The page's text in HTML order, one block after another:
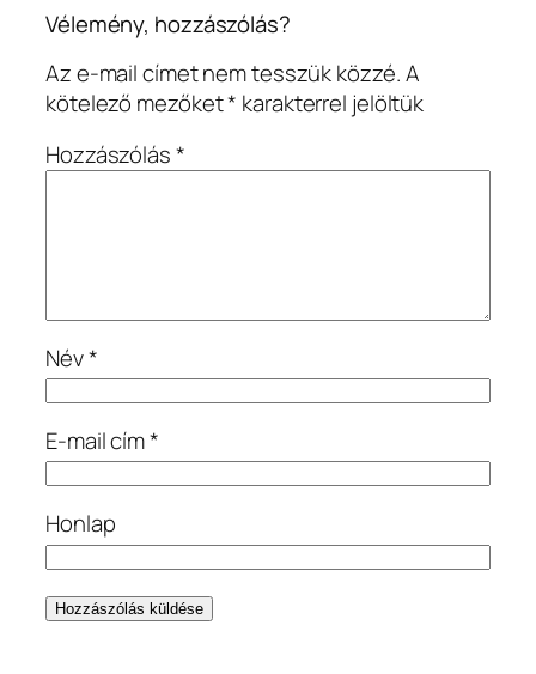
Vélemény, hozzászólás?
Az e-mail címet nem tesszük közzé.A
kötelező mezőket* karakterrel jelöltük
Hozzászólás*
Név*
E-mail cím*
Honlap